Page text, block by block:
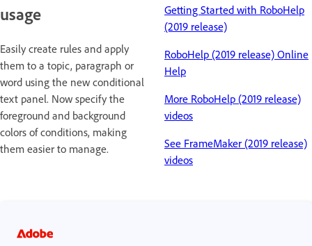
usage
Easily create rules and apply
them to a topic, paragraph or
word using the new conditional
text panel. Now specify the
foreground and background
colors of conditions, making
them easier to manage.
Getting Started with RoboHelp
(2019 release)
RoboHelp (2019 release) Online
Help
More RoboHelp (2019 release)
videos
See FrameMaker (2019 release)
videos